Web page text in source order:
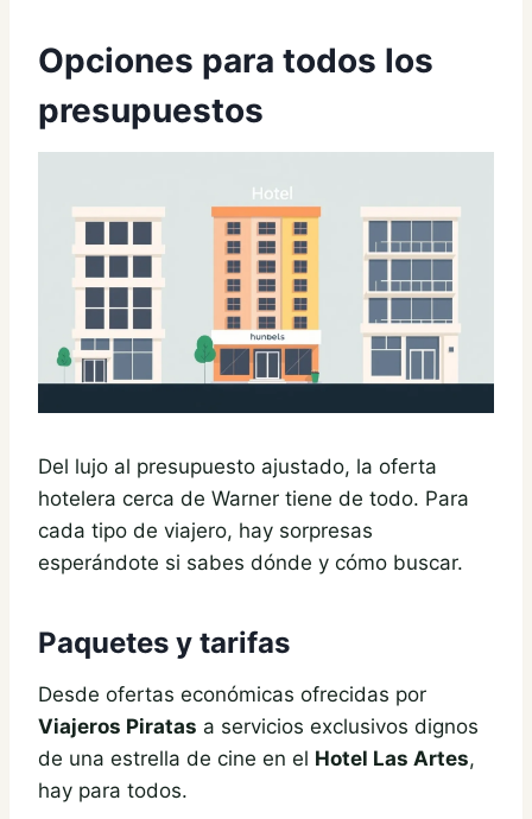
Opciones para todos los
presupuestos
Del lujo al presupuesto ajustado, la oferta
hotelera cerca de Warner tiene de todo. Para
cada tipo de viajero, hay sorpresas
esperándote si sabes dónde y cómo buscar.
Paquetes y tarifas
Desde ofertas económicas ofrecidas por
Viajeros Piratas a servicios exclusivos dignos
de una estrella de cine en el Hotel Las Artes,
hay para todos.